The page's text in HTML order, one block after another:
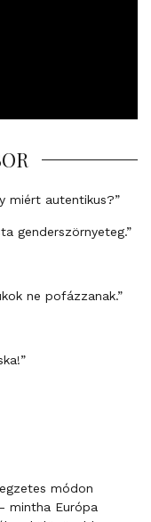
miért autentikus?”
genderszörnyeteg.”
ne pofázzanak.”
módon
mintha Európa